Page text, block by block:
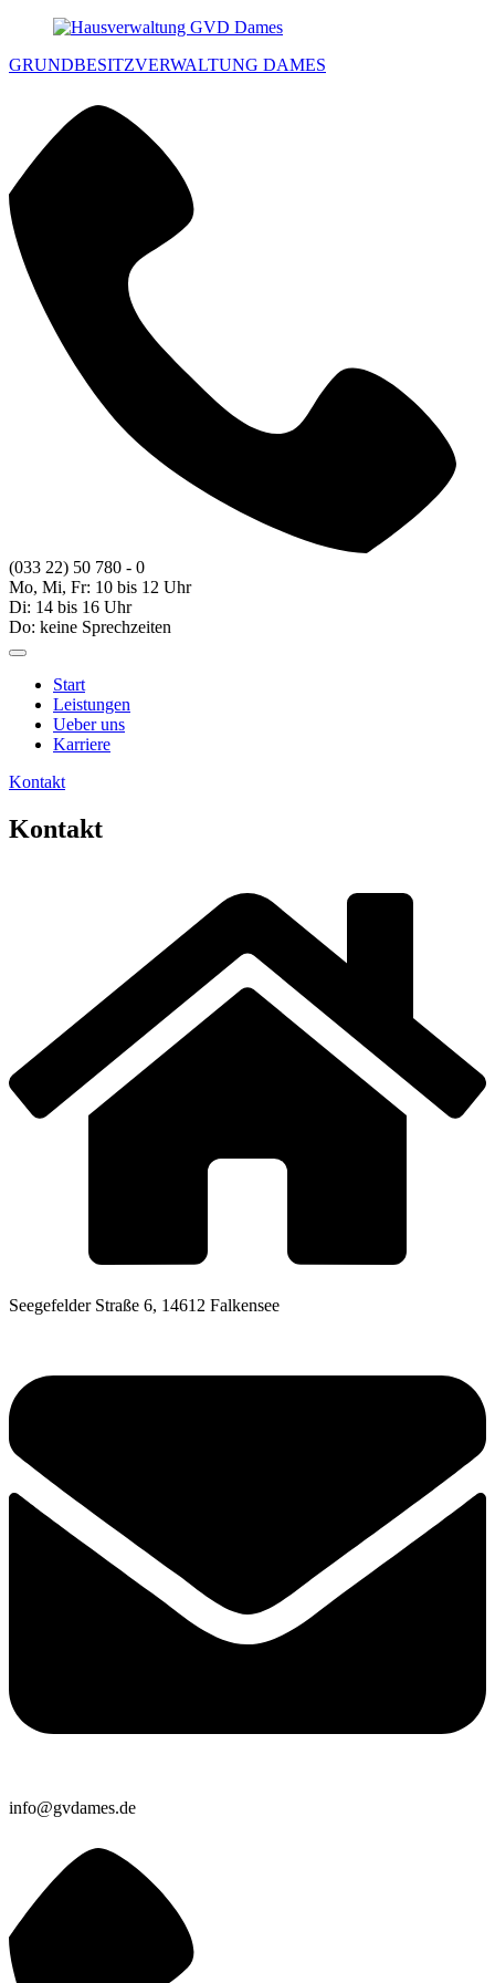
GRUNDBESITZVERWALTUNG DAMES
(033 22) 50 780 - 0
Mo, Mi, Fr: 10 bis 12 Uhr
Di: 14 bis 16 Uhr
Do: keine Sprechzeiten
Start
Leistungen
Ueber uns
Karriere
Kontakt
Kontakt
Seegefelder Straße 6, 14612 Falkensee
info@gvdames.de